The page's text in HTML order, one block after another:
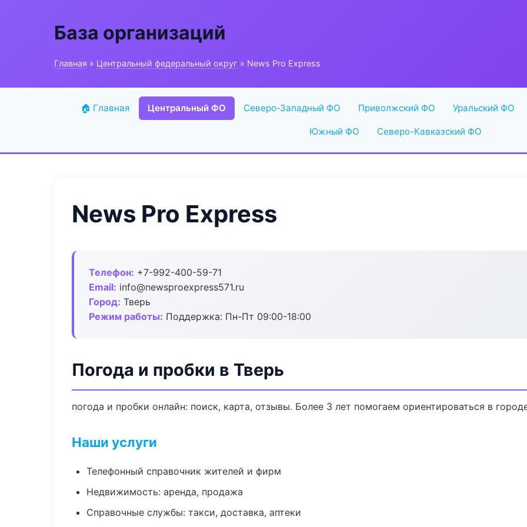
База организаций
Главная » Центральный федеральный округ » News Pro Express
🏠 Главная Центральный ФО Северо-Западный ФО Приволжский ФО Уральский ФО
Южный ФО Северо-Кавказский ФО
News Pro Express
Телефон: +7-992-400-59-71
Email: info@newsproexpress571.ru
Город: Тверь
Режим работы: Поддержка: Пн-Пт 09:00-18:00
Погода и пробки в Тверь
погода и пробки онлайн: поиск, карта, отзывы. Более 3 лет помогаем ориентироваться в
Наши услуги
Телефонный справочник жителей и фирм
Недвижимость: аренда, продажа
Справочные службы: такси, доставка, аптеки